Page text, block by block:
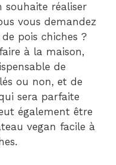
souhaite réaliser
vous demandez
pois chiches ?
à la maison,
de
ou non, et de
sera parfaite
également être
vegan facile à